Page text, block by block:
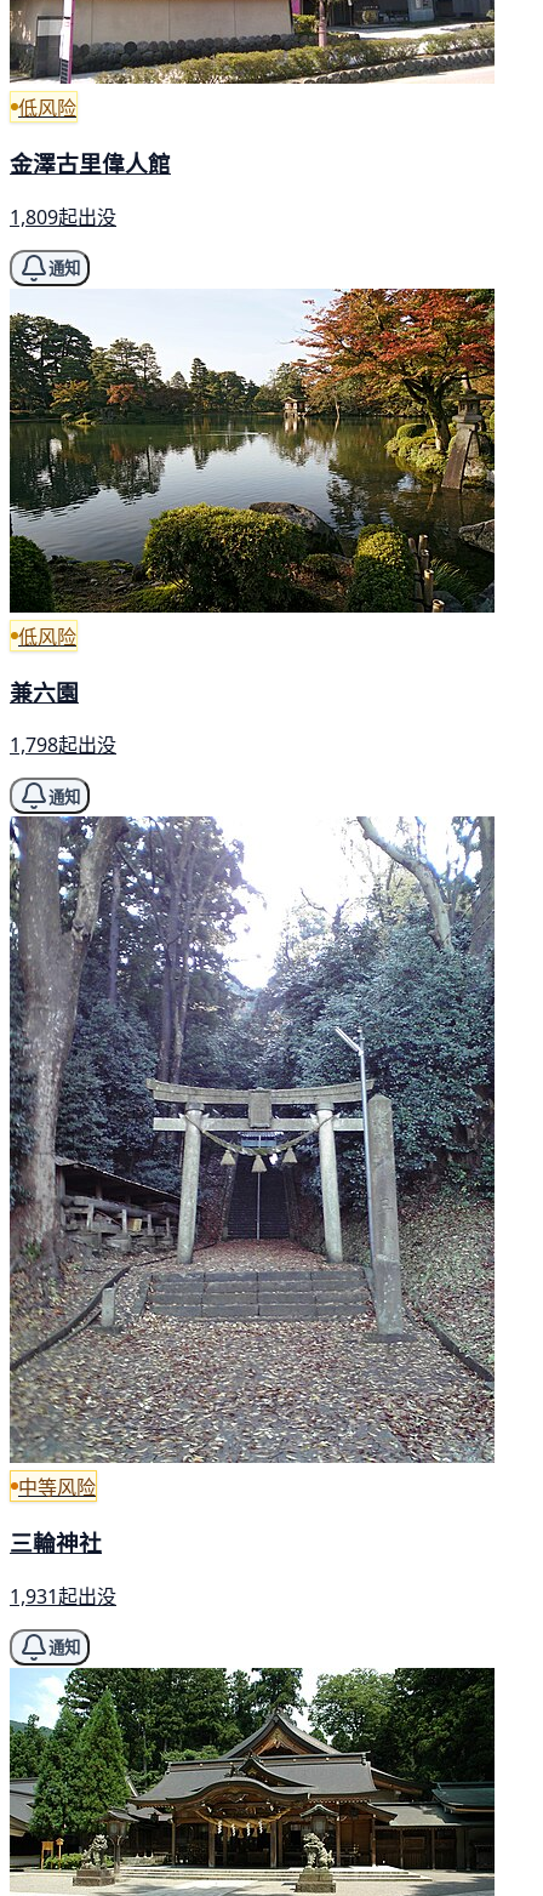
低风险
金澤古里偉人館
1,809起出没
通知
低风险
兼六園
1,798起出没
通知
中等风险
三輪神社
1,931起出没
通知